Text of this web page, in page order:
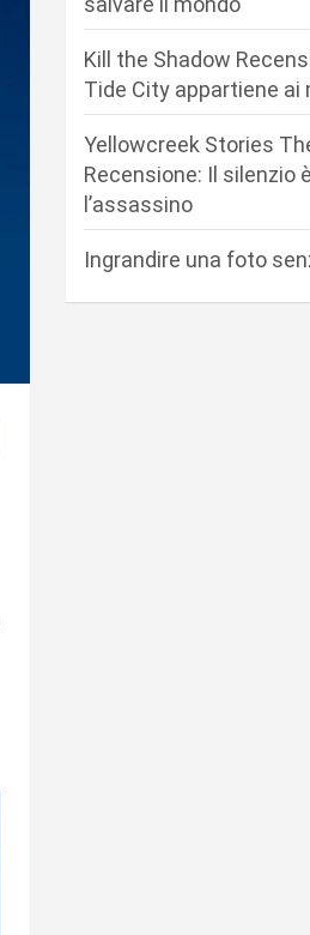
Kill the Shadow
Tide City appartiene ai
Yellowcreek Stories
Recensione: Il silenzio
l’assassino
Ingrandire una foto